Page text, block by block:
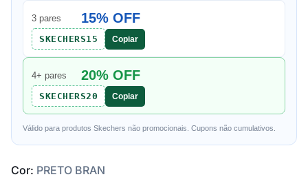
3 pares 15% OFF
SKECHERS15 Copiar
4+ pares 20% OFF
SKECHERS20 Copiar
Válido para produtos Skechers não promocionais. Cupons não cumulativos.
Cor: PRETO BRAN